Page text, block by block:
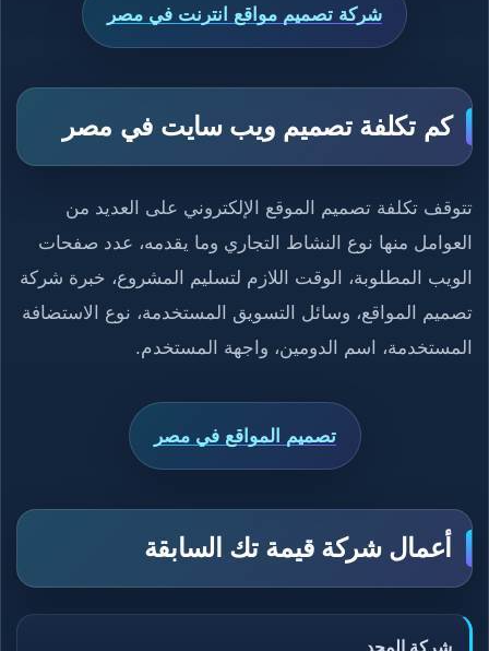
شركة تصميم مواقع انترنت في مصر
كم تكلفة تصميم ويب سايت في مصر
تتوقف تكلفة تصميم الموقع الإلكتروني على العديد من
العوامل منها نوع النشاط التجاري وما يقدمه، عدد صفحات
الويب المطلوبة، الوقت اللازم لتسليم المشروع، خبرة شركة
تصميم المواقع، وسائل التسويق المستخدمة، نوع الاستضافة
المستخدمة، اسم الدومين، واجهة المستخدم.
تصميم المواقع في مصر
أعمال شركة قيمة تك السابقة